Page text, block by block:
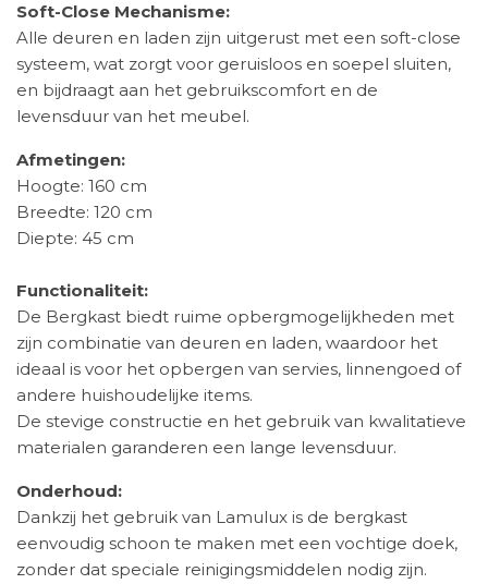
Soft-Close Mechanisme:
Alle deuren en laden zijn uitgerust met een soft-close
systeem, wat zorgt voor geruisloos en soepel sluiten,
en bijdraagt aan het gebruikscomfort en de
levensduur van het meubel.
Afmetingen:
Hoogte: 160 cm
Breedte: 120 cm
Diepte: 45 cm
Functionaliteit:
De Bergkast biedt ruime opbergmogelijkheden met
zijn combinatie van deuren en laden, waardoor het
ideaal is voor het opbergen van servies, linnengoed of
andere huishoudelijke items.
De stevige constructie en het gebruik van kwalitatieve
materialen garanderen een lange levensduur.
Onderhoud:
Dankzij het gebruik van Lamulux is de bergkast
eenvoudig schoon te maken met een vochtige doek,
zonder dat speciale reinigingsmiddelen nodig zijn.